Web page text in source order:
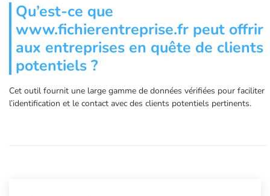
Qu’est-ce que
www.fichierentreprise.fr peut offrir
aux entreprises en quête de clients
potentiels ?
Cet outil fournit une large gamme de données vérifiées pour faciliter
l’identification et le contact avec des clients potentiels pertinents.